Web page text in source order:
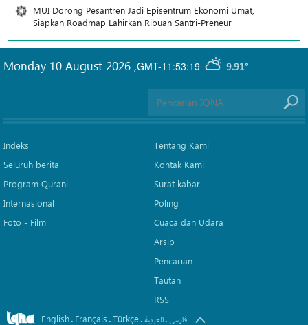
MUI Dorong Pesantren Jadi Episentrum Ekonomi Umat,
Siapkan Roadmap Lahirkan Ribuan Santri-Preneur
GMT-11:53:19 9.91°
Monday 10 August 2026 ,
Indeks
Seluruh berita
Program Qurani
Internasional
Foto - Film
Tentang Kami
Kontak Kami
Surat kabar
Poling
Cuaca dan Udara
Arsip
Pencarian
Tautan
RSS
English. Français.Türkçe. العربیة.فارسی